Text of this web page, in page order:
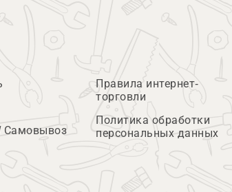
Самовывоз
Правила интернет-
торговли
Политика обработки
персональных данных